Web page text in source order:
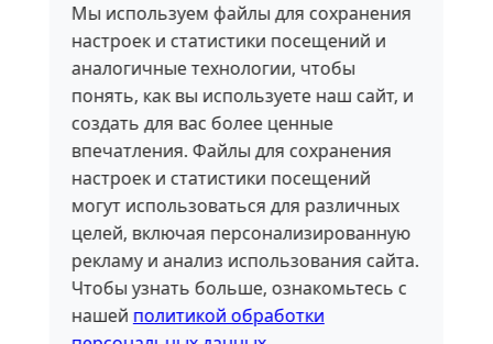
Мы используем файлы для сохранения
настроек и статистики посещений и
аналогичные технологии, чтобы
понять, как вы используете наш сайт, и
создать для вас более ценные
впечатления. Файлы для сохранения
настроек и статистики посещений
могут использоваться для различных
целей, включая персонализированную
рекламу и анализ использования сайта.
Чтобы узнать больше, ознакомьтесь с
нашей политикой обработки